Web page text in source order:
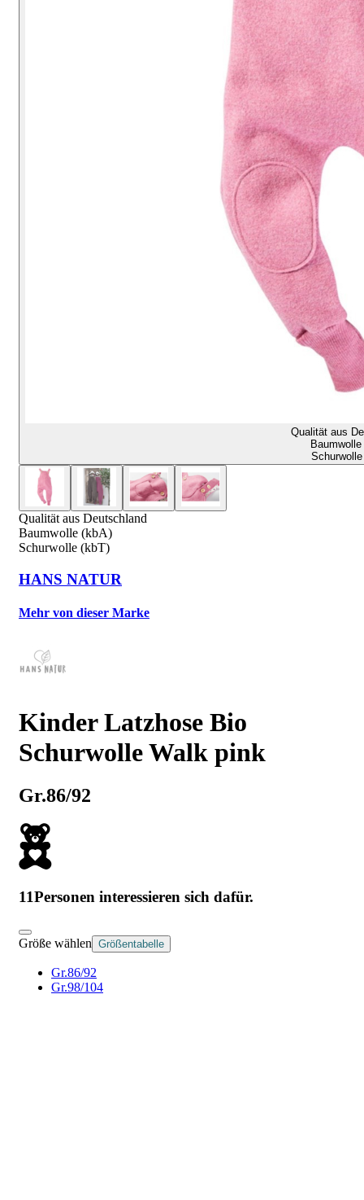
Qualität aus
Qualität aus Deutschland
Baumwolle (kbA)
Schurwolle (kbT)
HANS NATUR
Mehr von dieser Marke
Kinder Latzhose Bio
Schurwolle Walk pink
Gr.86/92
11Personen interessieren sich dafür.
Größe wählen Größentabelle
Gr.86/92
Gr.98/104